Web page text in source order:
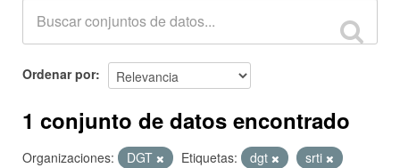
Ordenar por
1 conjunto de datos encontrado
Organizaciones: DGT Etiquetas: dgt
srti